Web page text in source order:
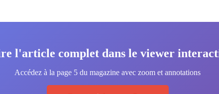
l'article complet dans le viewer
Accédez à la page 5 du magazine avec zoom et annotations